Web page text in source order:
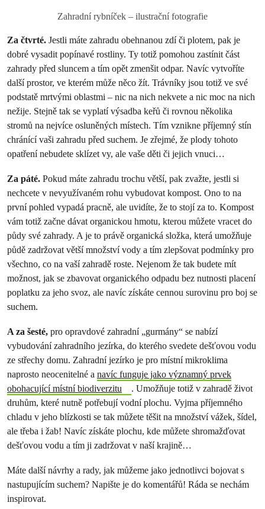
Zahradní rybníček – ilustrační fotografie
Za čtvrté. Jestli máte zahradu obehnanou zdí či plotem, pak je
dobré vysadit popínavé rostliny. Ty totiž pomohou zastínit část
zahrady před sluncem a tím opět zmenšit odpar. Navíc vytvoříte
další prostor, ve kterém může něco žít. Trávníky jsou totiž ve své
podstatě mrtvými oblastmi – nic na nich nekvete a nic moc na nich
nežije. Stejně tak se vyplatí výsadba keřů či rovnou několika
stromů na nejvíce osluněných místech. Tím vznikne příjemný stín
chránící vaši zahradu před suchem. Je zřejmé, že plody tohoto
opatření nebudete sklízet vy, ale vaše děti či jejich vnuci…
Za páté. Pokud máte zahradu trochu větší, pak zvažte, jestli si
nechcete v nevyužívaném rohu vybudovat kompost. Ono to na
první pohled vypadá pracně, ale uvidíte, že to stojí za to. Kompost
vám totiž začne dávat organickou hmotu, kterou můžete vracet do
půdy své zahrady. A je to právě organická složka, která umožňuje
půdě zadržovat větší množství vody a tím zlepšovat podmínky pro
všechno, co na vaší zahradě roste. Nejenom že tak budete mít
možnost, jak se zbavovat organického odpadu bez nutnosti placení
poplatku za jeho svoz, ale navíc získáte cennou surovinu pro boj se
suchem.
A za šesté, pro opravdové zahradní „gurmány“ se nabízí
vybudování zahradního jezírka, do kterého svedete dešťovou vodu
ze střechy domu. Zahradní jezírko je pro místní mikroklima
naprosto neocenitelné a navíc funguje jako významný prvek
obohacující místní biodiverzitu
. Umožňuje totiž v zahradě život
druhům, které nutně potřebují vodní plochu. Vyjma příjemného
chladu v jeho blízkosti se tak můžete těšit na množství vážek, šídel,
ale třeba i žab! Navíc získáte plochu, kde můžete shromažďovat
dešťovou vodu a tím ji zadržovat v naší krajině…
Máte další návrhy a rady, jak můžeme jako jednotlivci bojovat s
nastupujícím suchem? Napište je do komentářů! Ráda se nechám
inspirovat.